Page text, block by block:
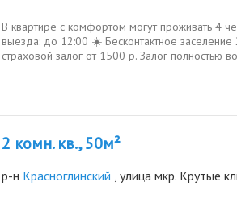
В квартире с комфортом могут проживать 4
выезда: до 12:00 ☀️ Бесконтактное заселение
страховой залог от 1500 р. Залог полностью
2 комн. кв., 50м²
р-н Красноглинский , улица мкр. Крутые